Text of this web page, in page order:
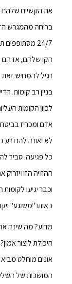
את הקשיים שלהם
בריחה מהמגרש
24/7
הקן שלהם, אז הם
רגיל להמחיש
בניין רב קומות.
לכוון הקומות
אדם ומכריז
לא יאונה להם רע
כל פגיעה. סביר
ההזויה הזו
וכבר יגיעו
באותו "משוגע"
מדוע? מה שינה
היכולת ליצור
אונים מוחלט
המושכות של